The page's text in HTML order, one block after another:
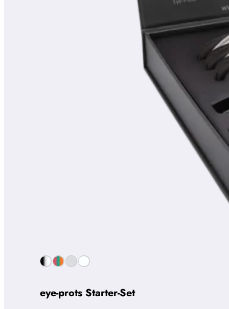
eye-prots Starter-Set